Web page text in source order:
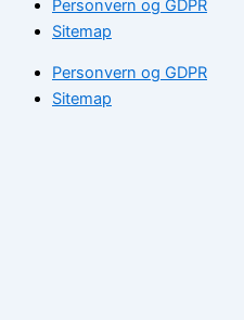
Personvern og GDPR
Sitemap
Personvern og GDPR
Sitemap